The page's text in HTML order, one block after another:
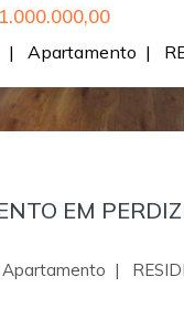
| Apartamento |
EM
|